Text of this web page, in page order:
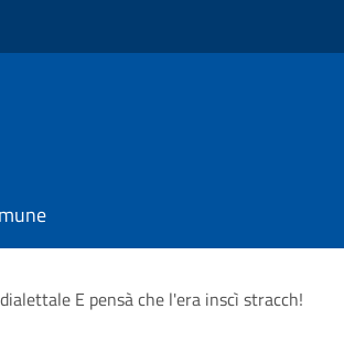
E pensà che l'era inscì stracch!